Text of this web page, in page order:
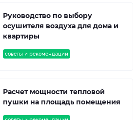
советы и рекомендации
Руководство по выбору
осушителя воздуха для дома и
квартиры
Расчет мощности тепловой
пушки на площадь помещения